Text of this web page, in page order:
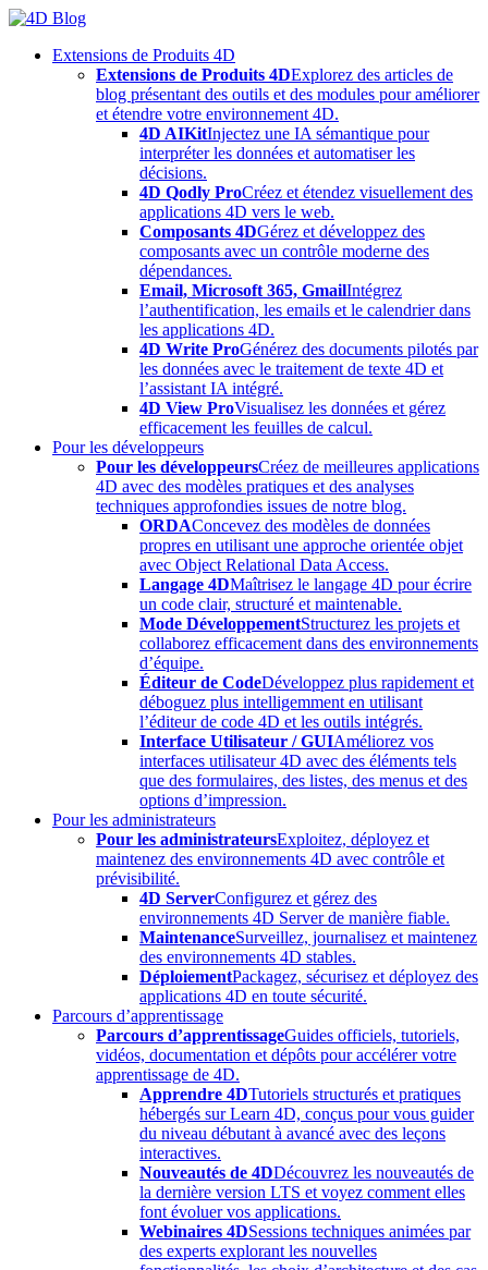
Skip
contentExtensions de Produits 4D
Extensions de Produits 4DExplorez des articles de
blog présentant des outils et des modules pour améliorer
et étendre votre environnement 4D.
4D AIKitInjectez une IA sémantique pour
interpréter les données et automatiser les
décisions.
4D Qodly ProCréez et étendez visuellement des
applications 4D vers le web.
Composants 4DGérez et développez des
composants avec un contrôle moderne des
dépendances.
Email, Microsoft 365, GmailIntégrez
l’authentification, les emails et le calendrier dans
les applications 4D.
4D Write ProGénérez des documents pilotés par
les données avec le traitement de texte 4D et
l’assistant IA intégré.
4D View ProVisualisez les données et gérez
efficacement les feuilles de calcul.
Pour les développeurs
Pour les développeursCréez de meilleures applications
4D avec des modèles pratiques et des analyses
techniques approfondies issues de notre blog.
ORDAConcevez des modèles de données
propres en utilisant une approche orientée objet
avec Object Relational Data Access.
Langage 4DMaîtrisez le langage 4D pour écrire
un code clair, structuré et maintenable.
Mode DéveloppementStructurez les projets et
collaborez efficacement dans des environnements
d’équipe.
Éditeur de CodeDéveloppez plus rapidement et
déboguez plus intelligemment en utilisant
l’éditeur de code 4D et les outils intégrés.
Interface Utilisateur / GUIAméliorez vos
interfaces utilisateur 4D avec des éléments tels
que des formulaires, des listes, des menus et des
options d’impression.
Pour les administrateurs
Pour les administrateursExploitez, déployez et
maintenez des environnements 4D avec contrôle et
prévisibilité.
4D ServerConfigurez et gérez des
environnements 4D Server de manière fiable.
MaintenanceSurveillez, journalisez et maintenez
des environnements 4D stables.
DéploiementPackagez, sécurisez et déployez des
applications 4D en toute sécurité.
Parcours d’apprentissage
Parcours d’apprentissageGuides officiels, tutoriels,
vidéos, documentation et dépôts pour accélérer votre
apprentissage de 4D.
Apprendre 4DTutoriels structurés et pratiques
hébergés sur Learn 4D, conçus pour vous guider
du niveau débutant à avancé avec des leçons
interactives.
Nouveautés de 4DDécouvrez les nouveautés de
la dernière version LTS et voyez comment elles
font évoluer vos applications.
Webinaires 4DSessions techniques animées par
des experts explorant les nouvelles